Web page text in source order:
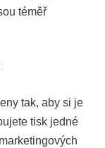
téměř
tak, aby si je
tisk jedné